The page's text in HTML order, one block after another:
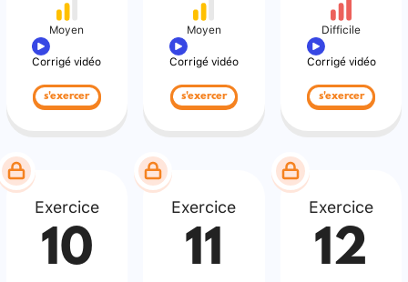
Moyen
Corrigé vidéo
s'exercer
Moyen
Corrigé vidéo
s'exercer
Difficile
Corrigé vidéo
s'exercer
Exercice
10
Exercice
11
Exercice
12